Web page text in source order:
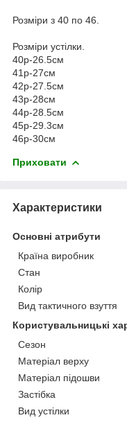
Розміри з 40 по 46.
Розміри устілки.
40р-26.5см
41р-27см
42р-27.5см
43р-28см
44р-28.5см
45р-29.3см
46р-30см
Приховати
Характеристики
Основні атрибути
Країна виробник
Стан
Колір
Вид тактичного взуття
Користувальницькі
Сезон
Матеріал верху
Матеріал підошви
Застібка
Вид устілки